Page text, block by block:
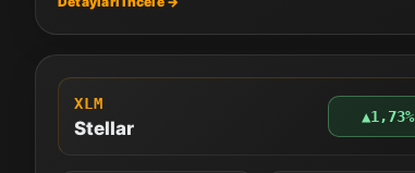
XLM
Stellar
▲1,73%